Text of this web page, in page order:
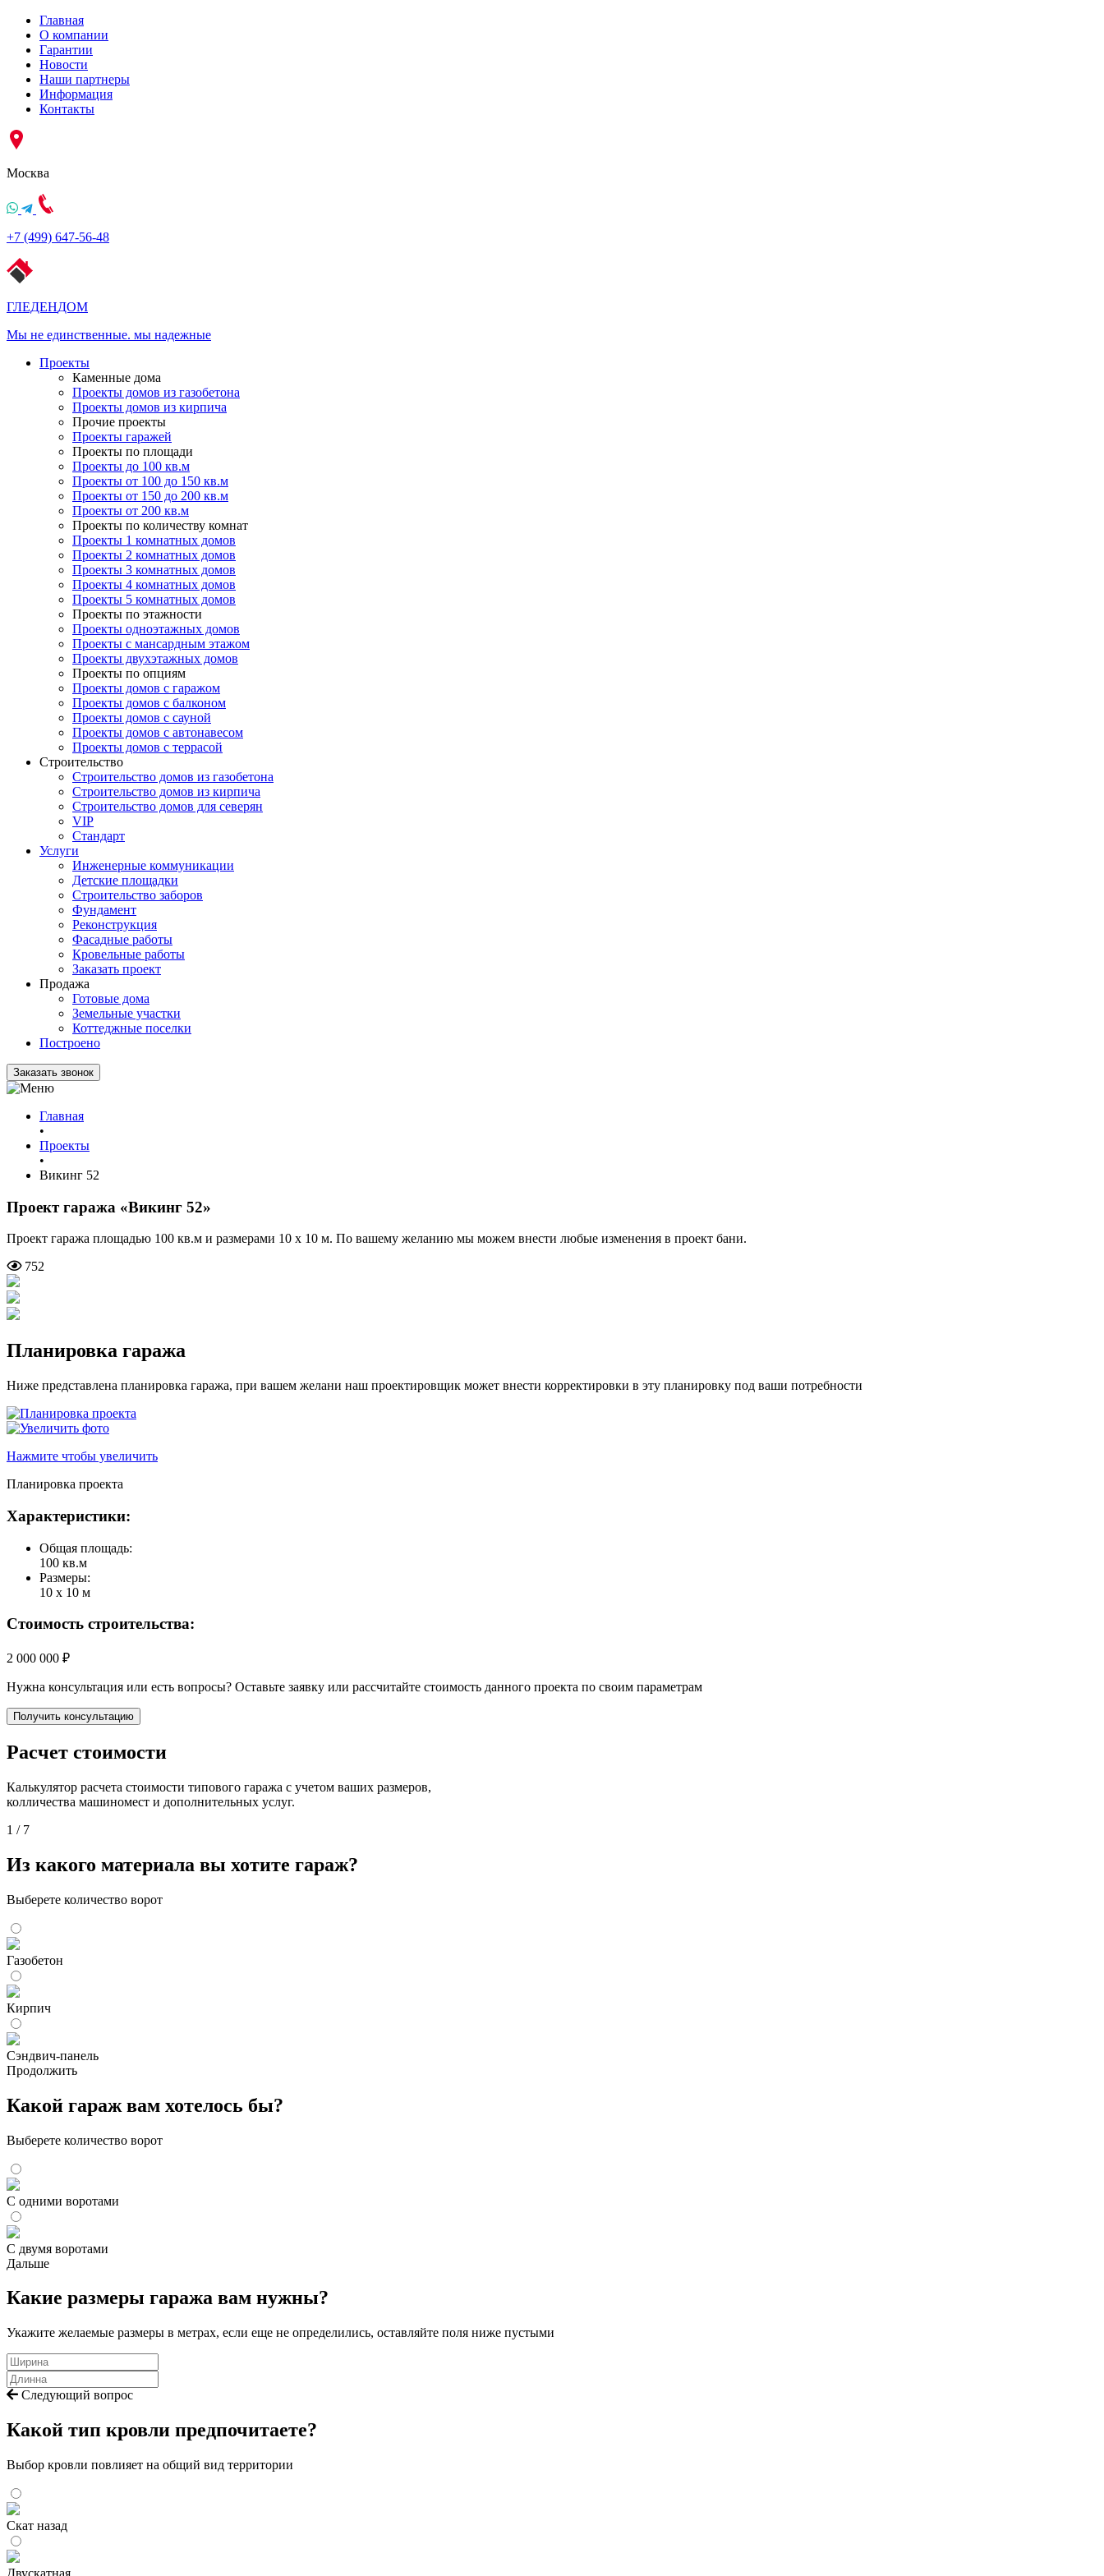
Главная
О компании
Гарантии
Новости
Наши партнеры
Информация
Контакты
Москва
+7 (499) 647-56-48
ГЛЕДЕНДОМ
Мы не единственные. мы надежные
Проекты
Каменные дома
Проекты домов из газобетона
Проекты домов из кирпича
Прочие проекты
Проекты гаражей
Проекты по площади
Проекты до 100 кв.м
Проекты от 100 до 150 кв.м
Проекты от 150 до 200 кв.м
Проекты от 200 кв.м
Проекты по количеству комнат
Проекты 1 комнатных домов
Проекты 2 комнатных домов
Проекты 3 комнатных домов
Проекты 4 комнатных домов
Проекты 5 комнатных домов
Проекты по этажности
Проекты одноэтажных домов
Проекты с мансардным этажом
Проекты двухэтажных домов
Проекты по опциям
Проекты домов с гаражом
Проекты домов с балконом
Проекты домов с сауной
Проекты домов с автонавесом
Проекты домов с террасой
Строительство
Строительство домов из газобетона
Строительство домов из кирпича
Строительство домов для северян
VIP
Стандарт
Услуги
Инженерные коммуникации
Детские площадки
Строительство заборов
Фундамент
Реконструкция
Фасадные работы
Кровельные работы
Заказать проект
Продажа
Готовые дома
Земельные участки
Коттеджные поселки
Построено
Заказать звонок
Главная
•
Проекты
•
Викинг 52
Проект гаража «Викинг 52»
Проект гаража площадью 100 кв.м и размерами 10 х 10 м. По вашему желанию мы можем внести любые изменения в проект бани.
752
Планировка гаража
Ниже представлена планировка гаража, при вашем желани наш проектировщик может внести корректировки в эту планировку под ваши потребности
Нажмите чтобы увеличить
Планировка проекта
Характеристики:
Общая площадь:
100 кв.м
Размеры:
10 х 10 м
Стоимость строительства:
2 000 000 ₽
Нужна консультация или есть вопросы? Оставьте заявку или рассчитайте стоимость данного проекта по своим параметрам
Получить консультацию
Расчет стоимости
Калькулятор расчета стоимости типового гаража с учетом ваших размеров,
колличества машиномест и дополнительных услуг.
1 / 7
Из какого материала вы хотите гараж?
Выберете количество ворот
Газобетон
Кирпич
Сэндвич-панель
Продолжить
Какой гараж вам хотелось бы?
Выберете количество ворот
С одними воротами
С двумя воротами
Дальше
Какие размеры гаража вам нужны?
Укажите желаемые размеры в метрах, если еще не определились, оставляйте поля ниже пустыми
Следующий вопрос
Какой тип кровли предпочитаете?
Выбор кровли повлияет на общий вид территории
Скат назад